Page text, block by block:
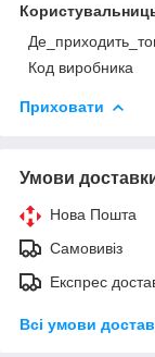
Код виробника
Приховати
Умови
Нова Пошта
Самовивіз
Експрес
Всі умови